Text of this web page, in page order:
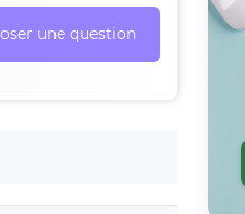
une question